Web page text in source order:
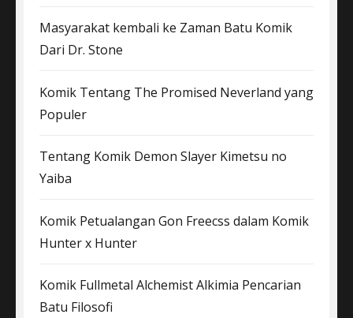
Masyarakat kembali ke Zaman Batu Komik
Dari Dr. Stone
Komik Tentang The Promised Neverland yang
Populer
Tentang Komik Demon Slayer Kimetsu no
Yaiba
Komik Petualangan Gon Freecss dalam Komik
Hunter x Hunter
Komik Fullmetal Alchemist Alkimia Pencarian
Batu Filosofi